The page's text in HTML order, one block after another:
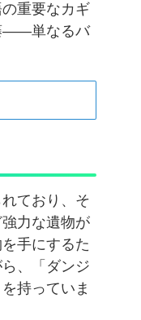
重要なカギ
——単なるバ
ており、そ
力な遺物が
手にするた
、「ダンジ
持っていま